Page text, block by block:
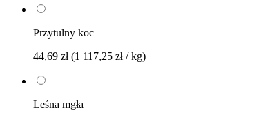
Przytulny koc
44,69 zł(1 117,25 zł / kg)
Leśna mgła